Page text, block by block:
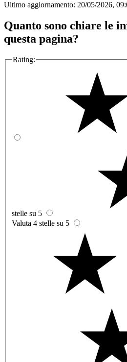
Ultimo aggiornamento: 20/05/2026,
Quanto sono chiare le
questa pagina?
Rating:
stelle su 5
Valuta 4 stelle su 5